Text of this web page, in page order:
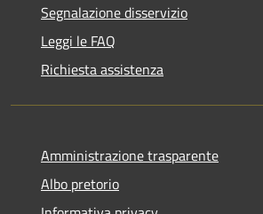
Segnalazione disservizio
Leggi le FAQ
Richiesta assistenza
Amministrazione trasparente
Albo pretorio